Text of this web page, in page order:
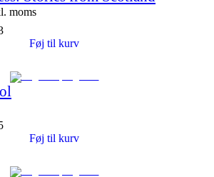
moms
Føj til kurv
Føj til kurv